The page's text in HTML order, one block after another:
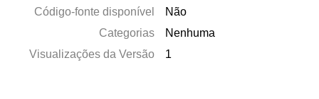
Código-fonte disponível
Não
Categorias
Nenhuma
Visualizações da Versão
1